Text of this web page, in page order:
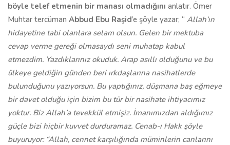
böyle telef etmenin bir manası olmadığını anlatır. Ömer
Muhtar tercüman Abbud Ebu Raşid’e şöyle yazar; “ Allah’ın
hidayetine tabi olanlara selam olsun. Gelen bir mektuba
cevap verme gereği olmasaydı seni muhatap kabul
etmezdim. Yazdıklarınız okuduk. Arap asıllı olduğunu ve bu
ülkeye geldiğin günden beri ırkdaşlarına nasihatlerde
bulunduğunu yazıyorsun. Bu yaptığınız, düşmana baş eğmeye
bir davet olduğu için bizim bu tür bir nasihate ihtiyacımız
yoktur. Biz Allah’a tevekkül etmişiz. İmanımızdan aldığımız
güçle bizi hiçbir kuvvet durduramaz. Cenab-ı Hakk şöyle
buyuruyor: “Allah, cennet karşılığında müminlerin canlarını